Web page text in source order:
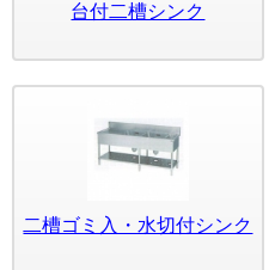
台付二槽シンク
二槽ゴミ入・水切付シンク